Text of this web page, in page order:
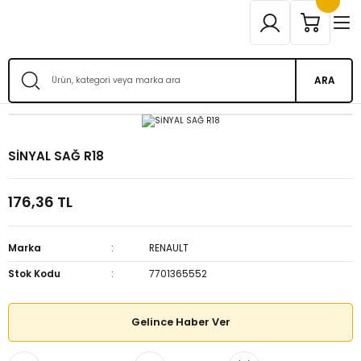
ARA
SİNYAL SAĞ R18
176,36 TL
Marka
RENAULT
Stok Kodu
7701365552
Gelince Haber Ver